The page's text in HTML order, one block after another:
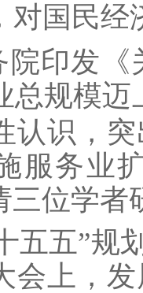
对国民经
院印发
总规模迈
认识，
服务业
三位学者
五五”规
会上，